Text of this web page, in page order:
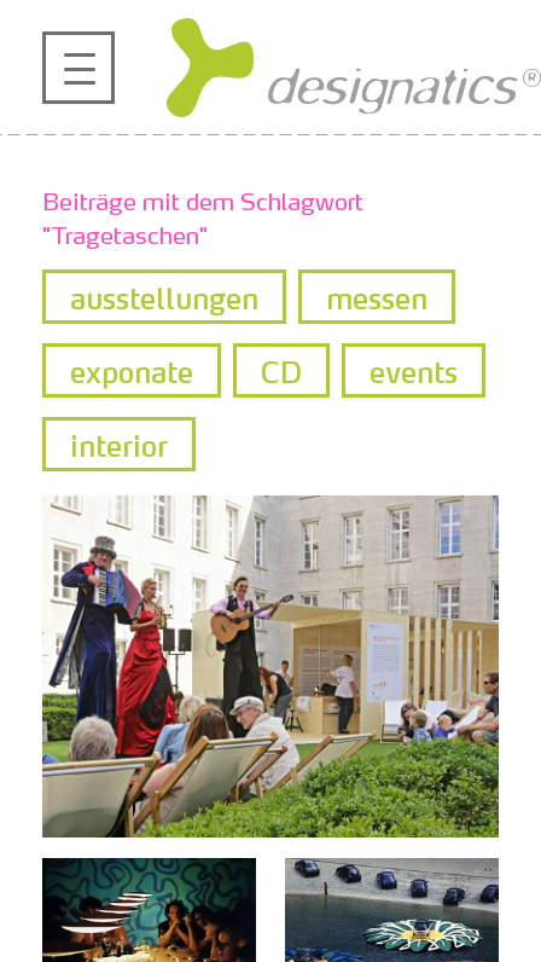
profil
projekte
kontakt
referenzen
de | en
Beiträge mit dem Schlagwort
"Tragetaschen"
ausstellungen
messen
exponate
CD
events
interior